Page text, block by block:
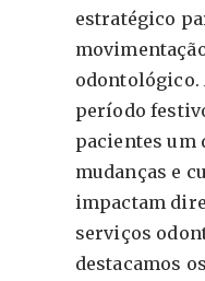
estratégico
odontológico.
período
pacientes um
mudanças e
impactam
serviços
destacamos